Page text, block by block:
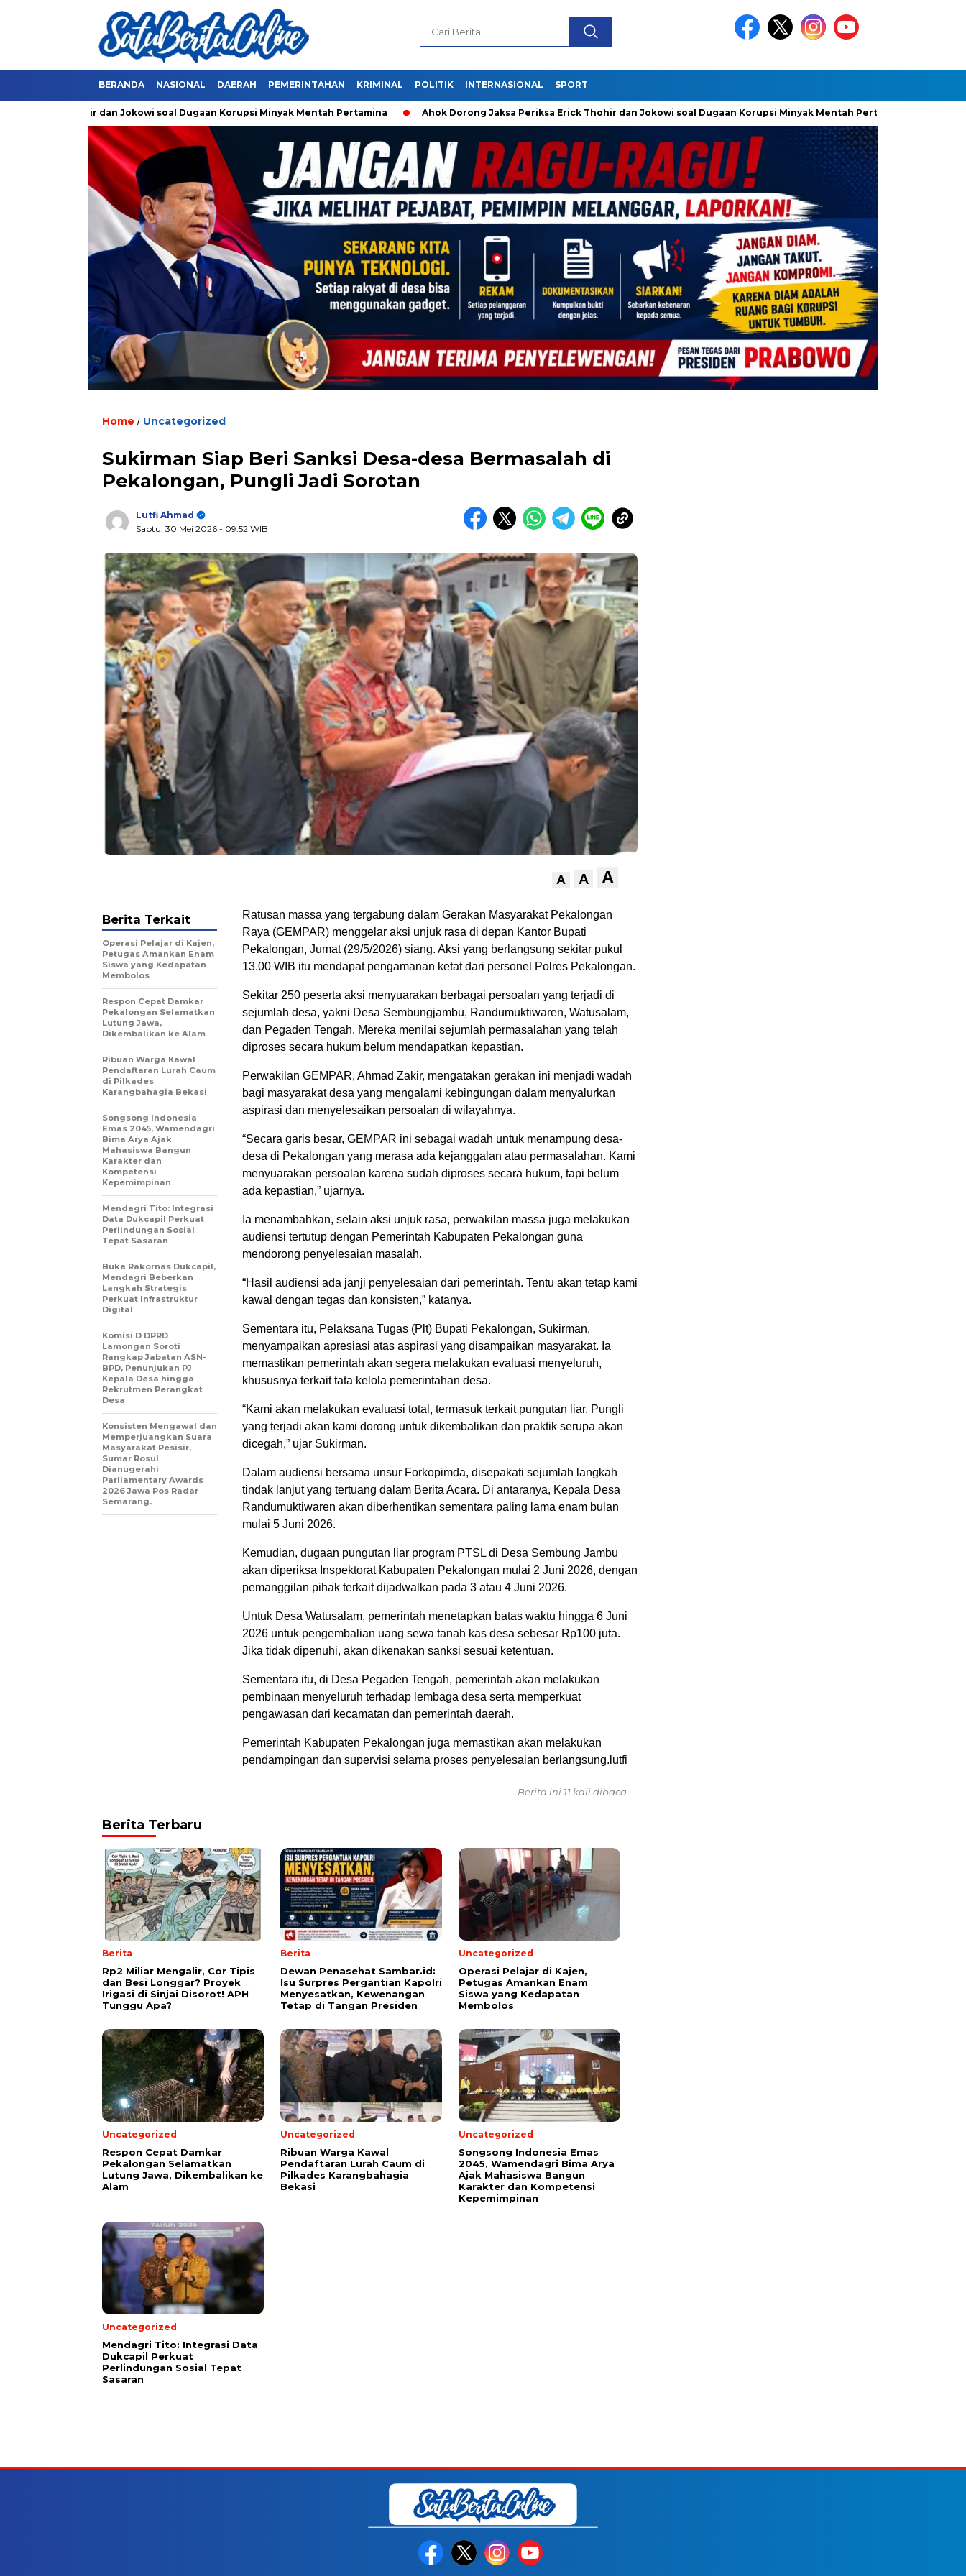
BERANDA NASIONAL DAERAH PEMERINTAHAN KRIMINAL POLITIK INTERNASIONAL SPORT
Thohir dan Jokowi soal Dugaan Korupsi Minyak Mentah Pertamina Ahok Dorong Jaksa Periksa Erick Thohir dan Jokowi soal Dugaan Korupsi Minyak Mentah Pertamina
Home / Uncategorized
Sukirman Siap Beri Sanksi Desa-desa Bermasalah di
Pekalongan, Pungli Jadi Sorotan
Lutfi Ahmad
Sabtu, 30 Mei 2026 - 09:52 WIB
A A A
Ratusan massa yang tergabung dalam Gerakan Masyarakat Pekalongan
Raya (GEMPAR) menggelar aksi unjuk rasa di depan Kantor Bupati
Pekalongan, Jumat (29/5/2026) siang. Aksi yang berlangsung sekitar pukul
13.00 WIB itu mendapat pengamanan ketat dari personel Polres Pekalongan.
Sekitar 250 peserta aksi menyuarakan berbagai persoalan yang terjadi di
sejumlah desa, yakni Desa Sembungjambu, Randumuktiwaren, Watusalam,
dan Pegaden Tengah. Mereka menilai sejumlah permasalahan yang telah
diproses secara hukum belum mendapatkan kepastian.
Perwakilan GEMPAR, Ahmad Zakir, mengatakan gerakan ini menjadi wadah
bagi masyarakat desa yang mengalami kebingungan dalam menyalurkan
aspirasi dan menyelesaikan persoalan di wilayahnya.
“Secara garis besar, GEMPAR ini sebagai wadah untuk menampung desa-
desa di Pekalongan yang merasa ada kejanggalan atau permasalahan. Kami
menyuarakan persoalan karena sudah diproses secara hukum, tapi belum
ada kepastian,” ujarnya.
Ia menambahkan, selain aksi unjuk rasa, perwakilan massa juga melakukan
audiensi tertutup dengan Pemerintah Kabupaten Pekalongan guna
mendorong penyelesaian masalah.
“Hasil audiensi ada janji penyelesaian dari pemerintah. Tentu akan tetap kami
kawal dengan tegas dan konsisten,” katanya.
Sementara itu, Pelaksana Tugas (Plt) Bupati Pekalongan, Sukirman,
menyampaikan apresiasi atas aspirasi yang disampaikan masyarakat. Ia
memastikan pemerintah akan segera melakukan evaluasi menyeluruh,
khususnya terkait tata kelola pemerintahan desa.
“Kami akan melakukan evaluasi total, termasuk terkait pungutan liar. Pungli
yang terjadi akan kami dorong untuk dikembalikan dan praktik serupa akan
dicegah,” ujar Sukirman.
Dalam audiensi bersama unsur Forkopimda, disepakati sejumlah langkah
tindak lanjut yang tertuang dalam Berita Acara. Di antaranya, Kepala Desa
Randumuktiwaren akan diberhentikan sementara paling lama enam bulan
mulai 5 Juni 2026.
Kemudian, dugaan pungutan liar program PTSL di Desa Sembung Jambu
akan diperiksa Inspektorat Kabupaten Pekalongan mulai 2 Juni 2026, dengan
pemanggilan pihak terkait dijadwalkan pada 3 atau 4 Juni 2026.
Untuk Desa Watusalam, pemerintah menetapkan batas waktu hingga 6 Juni
2026 untuk pengembalian uang sewa tanah kas desa sebesar Rp100 juta.
Jika tidak dipenuhi, akan dikenakan sanksi sesuai ketentuan.
Sementara itu, di Desa Pegaden Tengah, pemerintah akan melakukan
pembinaan menyeluruh terhadap lembaga desa serta memperkuat
pengawasan dari kecamatan dan pemerintah daerah.
Pemerintah Kabupaten Pekalongan juga memastikan akan melakukan
pendampingan dan supervisi selama proses penyelesaian berlangsung.lutfi
Berita Terkait
Operasi Pelajar di Kajen,
Petugas Amankan Enam
Siswa yang Kedapatan
Membolos
Respon Cepat Damkar
Pekalongan Selamatkan
Lutung Jawa,
Dikembalikan ke Alam
Ribuan Warga Kawal
Pendaftaran Lurah Caum
di Pilkades
Karangbahagia Bekasi
Songsong Indonesia
Emas 2045, Wamendagri
Bima Arya Ajak
Mahasiswa Bangun
Karakter dan
Kompetensi
Kepemimpinan
Mendagri Tito: Integrasi
Data Dukcapil Perkuat
Perlindungan Sosial
Tepat Sasaran
Buka Rakornas Dukcapil,
Mendagri Beberkan
Langkah Strategis
Perkuat Infrastruktur
Digital
Komisi D DPRD
Lamongan Soroti
Rangkap Jabatan ASN-
BPD, Penunjukan PJ
Kepala Desa hingga
Rekrutmen Perangkat
Desa
Konsisten Mengawal dan
Memperjuangkan Suara
Masyarakat Pesisir,
Sumar Rosul
Dianugerahi
Parliamentary Awards
2026 Jawa Pos Radar
Semarang.
Berita ini 11 kali dibaca
Berita Terbaru
Berita
Rp2 Miliar Mengalir, Cor Tipis
dan Besi Longgar? Proyek
Irigasi di Sinjai Disorot! APH
Tunggu Apa?
Berita
Dewan Penasehat Sambar.id:
Isu Surpres Pergantian Kapolri
Menyesatkan, Kewenangan
Tetap di Tangan Presiden
Uncategorized
Operasi Pelajar di Kajen,
Petugas Amankan Enam
Siswa yang Kedapatan
Membolos
Uncategorized
Respon Cepat Damkar
Pekalongan Selamatkan
Lutung Jawa, Dikembalikan ke
Alam
Uncategorized
Ribuan Warga Kawal
Pendaftaran Lurah Caum di
Pilkades Karangbahagia
Bekasi
Uncategorized
Songsong Indonesia Emas
2045, Wamendagri Bima Arya
Ajak Mahasiswa Bangun
Karakter dan Kompetensi
Kepemimpinan
Uncategorized
Mendagri Tito: Integrasi Data
Dukcapil Perkuat
Perlindungan Sosial Tepat
Sasaran